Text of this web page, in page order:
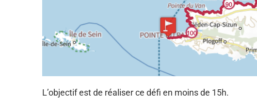
L’objectif est de réaliser ce défi en moins de 15h.